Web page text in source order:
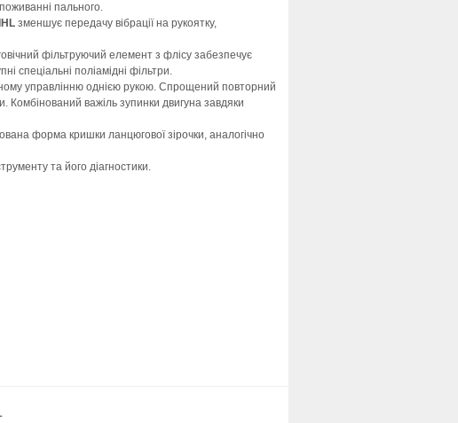
пального.
зменшує передачу вібрації на рукоятку,
фільтруючий елемент з флісу забезпечує
спеціальні поліамідні фільтри.
управлінню однією рукою. Спрощений повторний
Комбінований важіль зупинки двигуна завдяки
форма кришки ланцюгової зірочки, аналогічно
та його діагностики.